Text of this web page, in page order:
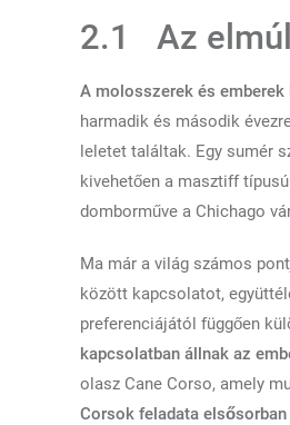
2.1 Az
A molosszerek és
harmadik és második
leletet találtak. Egy sumér
kivehetően a masztiff
domborműve a Chichago
Ma már a világ számos
között kapcsolatot,
preferenciájától függően
kapcsolatban állnak az
olasz Cane Corso, amely
Corsok feladata